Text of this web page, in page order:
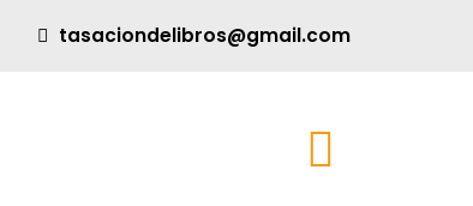
tasaciondelibros@gmail.com